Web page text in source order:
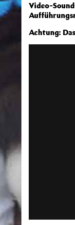
Video-
Achtung: